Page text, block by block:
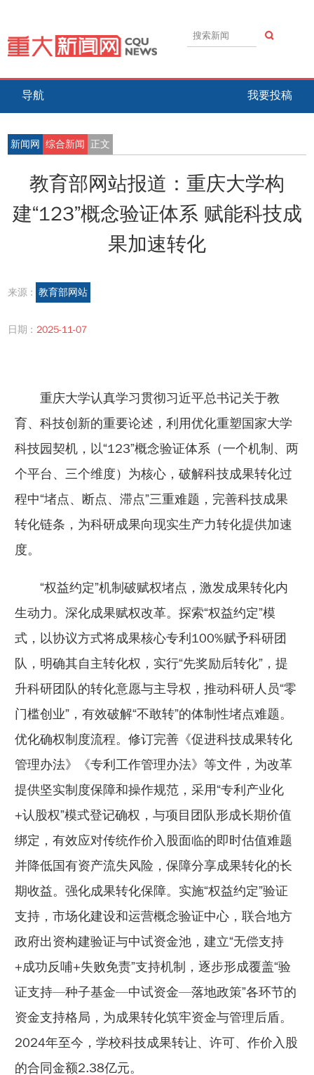
导航 我要投稿
新闻网 综合新闻 正文
教育部网站报道：重庆大学构
建“123”概念验证体系 赋能科技成
果加速转化
来源 : 教育部网站
日期 : 2025-11-07
重庆大学认真学习贯彻习近平总书记关于教
育、科技创新的重要论述，利用优化重塑国家大学
科技园契机，以“123”概念验证体系（一个机制、两
个平台、三个维度）为核心，破解科技成果转化过
程中“堵点、断点、滞点”三重难题，完善科技成果
转化链条，为科研成果向现实生产力转化提供加速
度。
“权益约定”机制破赋权堵点，激发成果转化内
生动力。深化成果赋权改革。探索“权益约定”模
式，以协议方式将成果核心专利100%赋予科研团
队，明确其自主转化权，实行“先奖励后转化”，提
升科研团队的转化意愿与主导权，推动科研人员“零
门槛创业”，有效破解“不敢转”的体制性堵点难题。
优化确权制度流程。修订完善《促进科技成果转化
管理办法》《专利工作管理办法》等文件，为改革
提供坚实制度保障和操作规范，采用“专利产业化
+认股权”模式登记确权，与项目团队形成长期价值
绑定，有效应对传统作价入股面临的即时估值难题
并降低国有资产流失风险，保障分享成果转化的长
期收益。强化成果转化保障。实施“权益约定”验证
支持，市场化建设和运营概念验证中心，联合地方
政府出资构建验证与中试资金池，建立“无偿支持
+成功反哺+失败免责”支持机制，逐步形成覆盖“验
证支持—种子基金—中试资金—落地政策”各环节的
资金支持格局，为成果转化筑牢资金与管理后盾。
2024年至今，学校科技成果转让、许可、作价入股
的合同金额2.38亿元。